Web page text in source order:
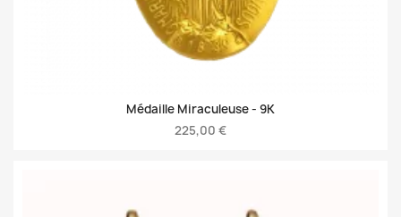
Médaille Miraculeuse - 9K
225,00 €